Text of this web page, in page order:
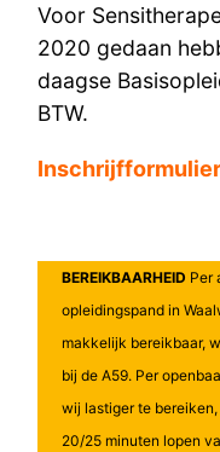
Voor
2020 gedaan
daagse
BTW.
BEREIKBAARHEID Per
opleidingspand in
makkelijk bereikbaar,
bij de A59. Per
wij lastiger te
20/25 minuten lopen